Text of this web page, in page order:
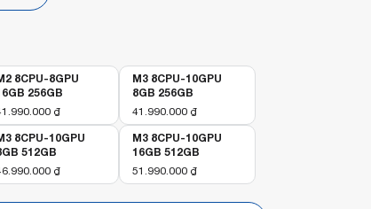
8CPU-8GPU
256GB
₫
M3 8CPU-10GPU
8GB 256GB
41.990.000 ₫
8CPU-10GPU
512GB
₫
M3 8CPU-10GPU
16GB 512GB
51.990.000 ₫